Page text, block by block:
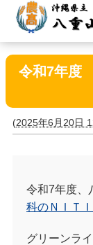
令和7年度
(2025年6月20日
令和7年度、
科のＮＩＴ
グリーンラ